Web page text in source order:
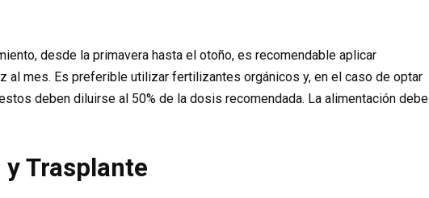
desde la primavera hasta el otoño, es recomendable aplicar
al mes. Es preferible utilizar fertilizantes orgánicos y, en el caso de optar
deben diluirse al 50% de la dosis recomendada. La alimentación debe
Trasplante